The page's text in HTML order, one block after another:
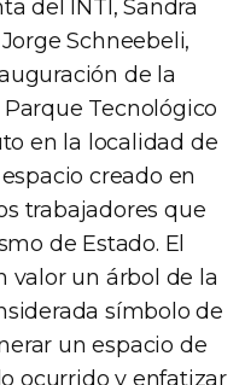
del INTI, Sandra
Schneebeli,
de la
Tecnológico
en la localidad de
creado en
trabajadores que
de Estado. El
valor un árbol de la
símbolo de
un espacio de
ocurrido y enfatizar